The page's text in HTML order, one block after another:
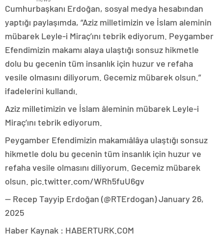
Cumhurbaşkanı Erdoğan, sosyal medya hesabından
yaptığı paylaşımda, “Aziz milletimizin ve İslam aleminin
mübarek Leyle-i Miraç’ını tebrik ediyorum. Peygamber
Efendimizin makamı alaya ulaştığı sonsuz hikmetle
dolu bu gecenin tüm insanlık için huzur ve refaha
vesile olmasını diliyorum. Gecemiz mübarek olsun.”
ifadelerini kullandı.
Aziz milletimizin ve İslam âleminin mübarek Leyle-i
Miraç’ını tebrik ediyorum.
Peygamber Efendimizin makamıâlâya ulaştığı sonsuz
hikmetle dolu bu gecenin tüm insanlık için huzur ve
refaha vesile olmasını diliyorum. Gecemiz mübarek
olsun. pic.twitter.com/WRh5fuU6gv
— Recep Tayyip Erdoğan (@RTErdogan) January 26,
2025
Haber Kaynak : HABERTURK.COM